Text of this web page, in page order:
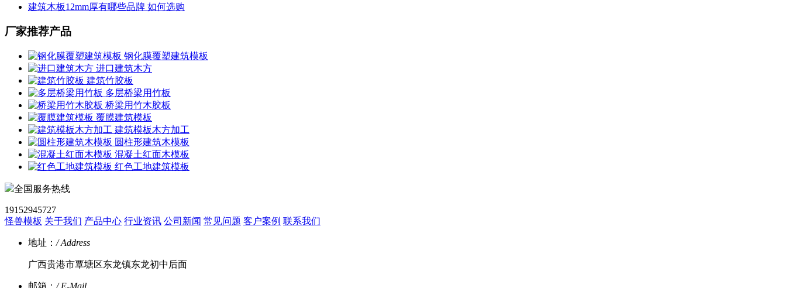
建筑木板12mm厚有哪些品牌 如何选购
厂家推荐产品
钢化膜覆塑建筑模板
进口建筑木方
建筑竹胶板
多层桥梁用竹板
桥梁用竹木胶板
覆膜建筑模板
建筑模板木方加工
圆柱形建筑木模板
混凝土红面木模板
红色工地建筑模板
全国服务热线
19152945727
怪兽模板 关于我们 产品中心 行业资讯 公司新闻 常见问题 客户案例 联系我们
地址： / Address
广西贵港市覃塘区东龙镇东龙初中后面
邮箱： / E-Mail